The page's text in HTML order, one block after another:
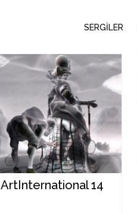
SERGİLER
ArtInternational 14